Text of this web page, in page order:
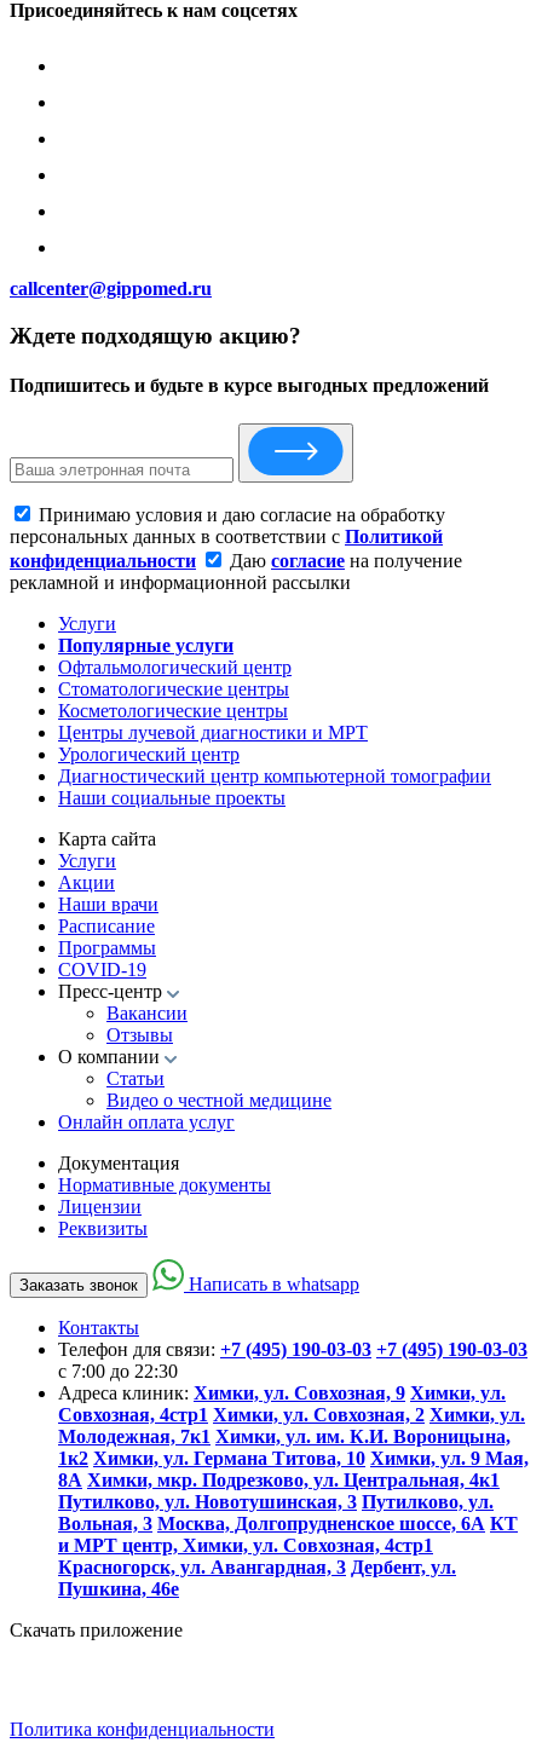
Присоединяйтесь к нам соцсетях
callcenter@gippomed.ru
Ждете подходящую акцию?
Подпишитесь и будьте в курсе выгодных предложений
Принимаю условия и даю согласие на обработку
персональных данных в соответствии с Политикой
конфиденциальности
Даю согласие на получение
рекламной и информационной рассылки
Услуги
Популярные услуги
Офтальмологический центр
Стоматологические центры
Косметологические центры
Центры лучевой диагностики и МРТ
Урологический центр
Диагностический центр компьютерной томографии
Наши социальные проекты
Карта сайта
Услуги
Акции
Наши врачи
Расписание
Программы
COVID-19
Пресс-центр
Вакансии
Отзывы
О компании
Статьи
Видео о честной медицине
Онлайн оплата услуг
Документация
Нормативные документы
Лицензии
Реквизиты
Заказать звонок Написать в whatsapp
Контакты
Телефон для связи: +7 (495) 190-03-03 +7 (495) 190-03-03
c 7:00 до 22:30
Адреса клиник: Химки, ул. Совхозная, 9 Химки, ул.
Совхозная, 4стр1 Химки, ул. Совхозная, 2 Химки, ул.
Молодежная, 7к1 Химки, ул. им. К.И. Вороницына,
1к2 Химки, ул. Германа Титова, 10 Химки, ул. 9 Мая,
8А Химки, мкр. Подрезково, ул. Центральная, 4к1
Путилково, ул. Новотушинская, 3 Путилково, ул.
Вольная, 3 Москва, Долгопрудненское шоссе, 6А КТ
и МРТ центр, Химки, ул. Совхозная, 4стр1
Красногорск, ул. Авангардная, 3 Дербент, ул.
Пушкина, 46е
Скачать приложение
Политика конфиденциальности